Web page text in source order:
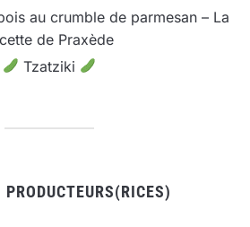
au crumble de parmesan – La
de Praxède
Tzatziki
PRODUCTEURS(RICES)